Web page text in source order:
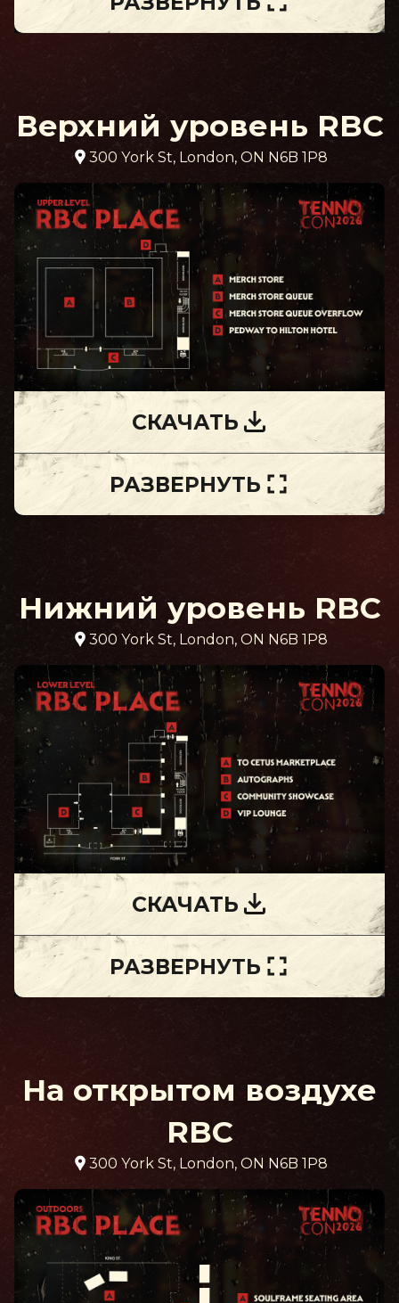
Верхний уровень RBC
300 York St, London, ON N6B 1P8
СКАЧАТЬ
РАЗВЕРНУТЬ
Нижний уровень RBC
300 York St, London, ON N6B 1P8
СКАЧАТЬ
РАЗВЕРНУТЬ
На открытом воздухе
RBC
300 York St, London, ON N6B 1P8